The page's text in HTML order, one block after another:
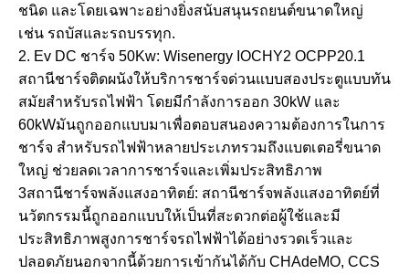
ชนิด และโดยเฉพาะอย่างยิ่งสนับสนุนรถยนต์ขนาดใหญ่
เช่น รถบัสและรถบรรทุก.
2. Ev DC ชาร์จ 50Kw: Wisenergy IOCHY2 OCPP20.1
สถานีชาร์จติดผนังให้บริการชาร์จด่วนแบบสองประตูแบบทัน
สมัยสําหรับรถไฟฟ้า โดยมีกําลังการออก 30kW และ
60kWมันถูกออกแบบมาเพื่อตอบสนองความต้องการในการ
ชาร์จ สําหรับรถไฟฟ้าหลายประเภทรวมถึงแบตเตอรี่ขนาด
ใหญ่ ช่วยลดเวลาการชาร์จและเพิ่มประสิทธิภาพ
3สถานีชาร์จพลังแสงอาทิตย์: สถานีชาร์จพลังแสงอาทิตย์ที่
นวัตกรรมนี้ถูกออกแบบให้เป็นที่สะดวกต่อผู้ใช้และมี
ประสิทธิภาพสูงการชาร์จรถไฟฟ้าได้อย่างรวดเร็วและ
ปลอดภัยนอกจากนี้ด้วยการเข้ากันได้กับ CHAdeMO, CCS